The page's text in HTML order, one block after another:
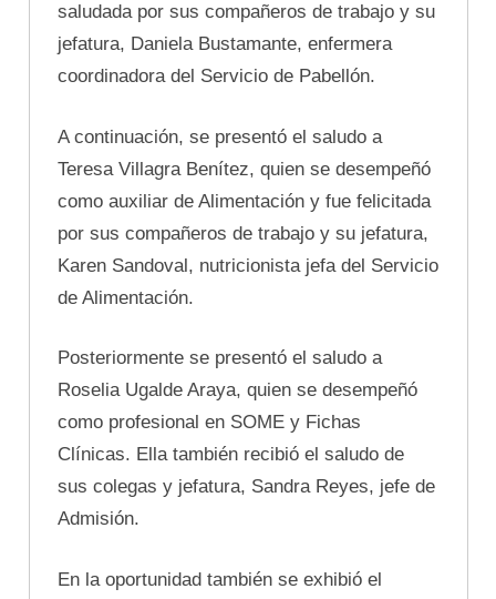
saludada por sus compañeros de trabajo y su
jefatura, Daniela Bustamante, enfermera
coordinadora del Servicio de Pabellón.
A continuación, se presentó el saludo a
Teresa Villagra Benítez, quien se desempeñó
como auxiliar de Alimentación y fue felicitada
por sus compañeros de trabajo y su jefatura,
Karen Sandoval, nutricionista jefa del Servicio
de Alimentación.
Posteriormente se presentó el saludo a
Roselia Ugalde Araya, quien se desempeñó
como profesional en SOME y Fichas
Clínicas. Ella también recibió el saludo de
sus colegas y jefatura, Sandra Reyes, jefe de
Admisión.
En la oportunidad también se exhibió el